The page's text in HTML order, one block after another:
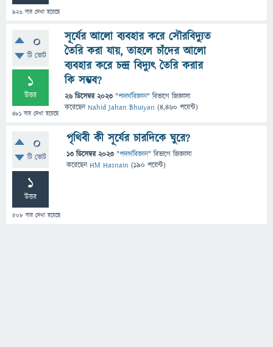
926 বার দেখা হয়েছে
0
টি ভোট
1
উত্তর
481 বার দেখা হয়েছে
সূর্যের আলো ব্যবহার করে সৌরবিদ্যুত
তৈরি করা যায়, তাহলে চাঁদের আলো
ব্যবহার করে চন্দ্র বিদ্যুৎ তৈরি করার
কি সম্ভব?
26 ডিসেম্বর 2023 "পদার্থবিজ্ঞান" বিভাগে জিজ্ঞাসা
করেছেনNahid Jahan Bhuiyan (4,460 পয়েন্ট)
0
টি ভোট
1
উত্তর
508 বার দেখা হয়েছে
পৃথিবী কী সূর্যের চারদিকে ঘুরে?
13 ডিসেম্বর 2023 "পদার্থবিজ্ঞান" বিভাগে জিজ্ঞাসা
করেছেনHM Hasnain (190 পয়েন্ট)